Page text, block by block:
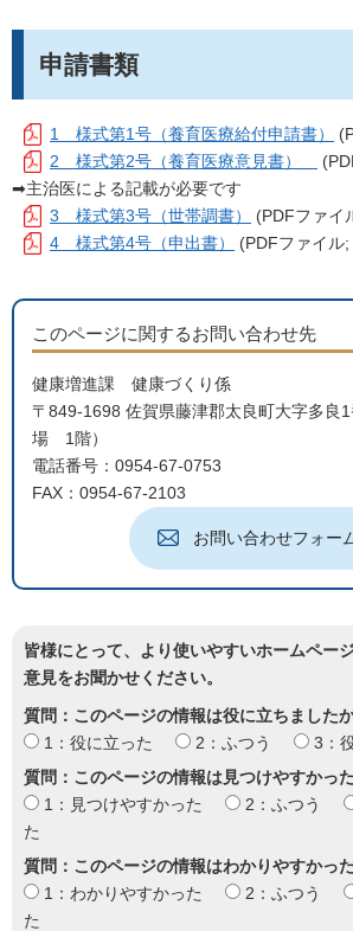
申請書類
1 様式第1号（養育医療給付申請書）
2 様式第2号（養育医療意見書）
➡主治医による記載が必要です
3 様式第3号（世帯調書）
(PDFファイ
4 様式第4号（申出書）
(PDFファイル;
このページに関するお問い合わせ先
健康増進課 健康づくり係
〒849-1698 佐賀県藤津郡太良町大字多良
場 1階）
電話番号：0954-67-0753
FAX：0954-67-2103
お問い合わせフォー
皆様にとって、より使いやすいホームペー
意見をお聞かせください。
質問：このページの情報は役に立ちました
1：役に立った
2：ふつう
3：
質問：このページの情報は見つけやすかっ
1：見つけやすかった
2：ふつう
た
質問：このページの情報はわかりやすかっ
1：わかりやすかった
2：ふつう
た